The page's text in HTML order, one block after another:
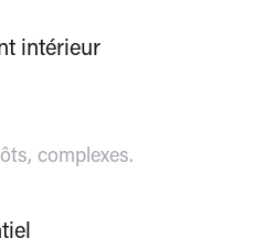
intérieur
complexes.